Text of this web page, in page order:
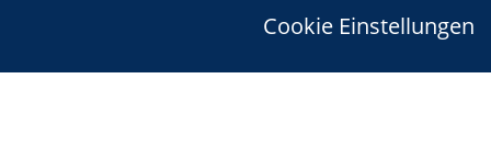
Cookie Einstellungen